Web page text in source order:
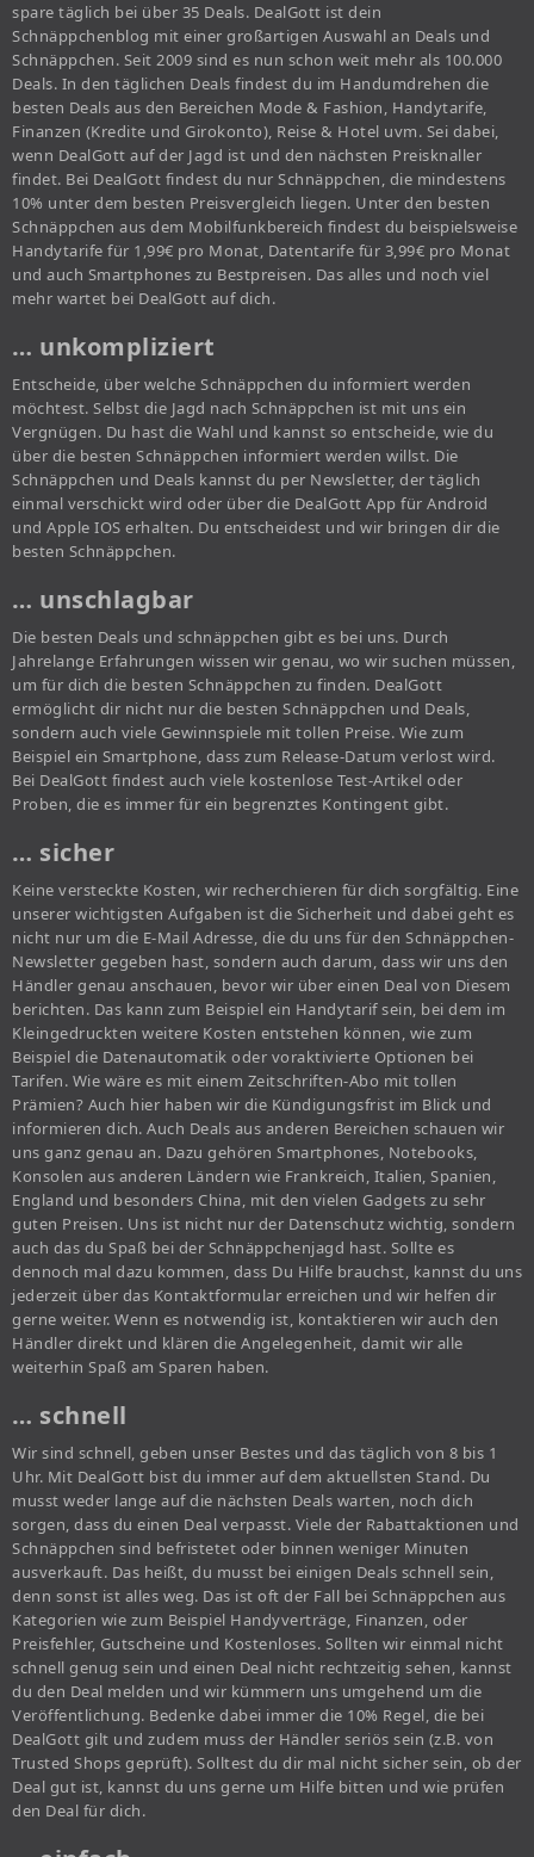
spare täglich bei über 35 Deals. DealGott ist dein
Schnäppchenblog mit einer großartigen Auswahl an Deals und
Schnäppchen. Seit 2009 sind es nun schon weit mehr als 100.000
Deals. In den täglichen Deals findest du im Handumdrehen die
besten Deals aus den Bereichen Mode & Fashion, Handytarife,
Finanzen (Kredite und Girokonto), Reise & Hotel uvm. Sei dabei,
wenn DealGott auf der Jagd ist und den nächsten Preisknaller
findet. Bei DealGott findest du nur Schnäppchen, die mindestens
10% unter dem besten Preisvergleich liegen. Unter den besten
Schnäppchen aus dem Mobilfunkbereich findest du beispielsweise
Handytarife für 1,99€ pro Monat, Datentarife für 3,99€ pro Monat
und auch Smartphones zu Bestpreisen. Das alles und noch viel
mehr wartet bei DealGott auf dich.
… unkompliziert
Entscheide, über welche Schnäppchen du informiert werden
möchtest. Selbst die Jagd nach Schnäppchen ist mit uns ein
Vergnügen. Du hast die Wahl und kannst so entscheide, wie du
über die besten Schnäppchen informiert werden willst. Die
Schnäppchen und Deals kannst du per Newsletter, der täglich
einmal verschickt wird oder über die DealGott App für Android
und Apple IOS erhalten. Du entscheidest und wir bringen dir die
besten Schnäppchen.
… unschlagbar
Die besten Deals und schnäppchen gibt es bei uns. Durch
Jahrelange Erfahrungen wissen wir genau, wo wir suchen müssen,
um für dich die besten Schnäppchen zu finden. DealGott
ermöglicht dir nicht nur die besten Schnäppchen und Deals,
sondern auch viele Gewinnspiele mit tollen Preise. Wie zum
Beispiel ein Smartphone, dass zum Release-Datum verlost wird.
Bei DealGott findest auch viele kostenlose Test-Artikel oder
Proben, die es immer für ein begrenztes Kontingent gibt.
… sicher
Keine versteckte Kosten, wir recherchieren für dich sorgfältig. Eine
unserer wichtigsten Aufgaben ist die Sicherheit und dabei geht es
nicht nur um die E-Mail Adresse, die du uns für den Schnäppchen-
Newsletter gegeben hast, sondern auch darum, dass wir uns den
Händler genau anschauen, bevor wir über einen Deal von Diesem
berichten. Das kann zum Beispiel ein Handytarif sein, bei dem im
Kleingedruckten weitere Kosten entstehen können, wie zum
Beispiel die Datenautomatik oder voraktivierte Optionen bei
Tarifen. Wie wäre es mit einem Zeitschriften-Abo mit tollen
Prämien? Auch hier haben wir die Kündigungsfrist im Blick und
informieren dich. Auch Deals aus anderen Bereichen schauen wir
uns ganz genau an. Dazu gehören Smartphones, Notebooks,
Konsolen aus anderen Ländern wie Frankreich, Italien, Spanien,
England und besonders China, mit den vielen Gadgets zu sehr
guten Preisen. Uns ist nicht nur der Datenschutz wichtig, sondern
auch das du Spaß bei der Schnäppchenjagd hast. Sollte es
dennoch mal dazu kommen, dass Du Hilfe brauchst, kannst du uns
jederzeit über das Kontaktformular erreichen und wir helfen dir
gerne weiter. Wenn es notwendig ist, kontaktieren wir auch den
Händler direkt und klären die Angelegenheit, damit wir alle
weiterhin Spaß am Sparen haben.
… schnell
Wir sind schnell, geben unser Bestes und das täglich von 8 bis 1
Uhr. Mit DealGott bist du immer auf dem aktuellsten Stand. Du
musst weder lange auf die nächsten Deals warten, noch dich
sorgen, dass du einen Deal verpasst. Viele der Rabattaktionen und
Schnäppchen sind befristetet oder binnen weniger Minuten
ausverkauft. Das heißt, du musst bei einigen Deals schnell sein,
denn sonst ist alles weg. Das ist oft der Fall bei Schnäppchen aus
Kategorien wie zum Beispiel Handyverträge, Finanzen, oder
Preisfehler, Gutscheine und Kostenloses. Sollten wir einmal nicht
schnell genug sein und einen Deal nicht rechtzeitig sehen, kannst
du den Deal melden und wir kümmern uns umgehend um die
Veröffentlichung. Bedenke dabei immer die 10% Regel, die bei
DealGott gilt und zudem muss der Händler seriös sein (z.B. von
Trusted Shops geprüft). Solltest du dir mal nicht sicher sein, ob der
Deal gut ist, kannst du uns gerne um Hilfe bitten und wie prüfen
den Deal für dich.